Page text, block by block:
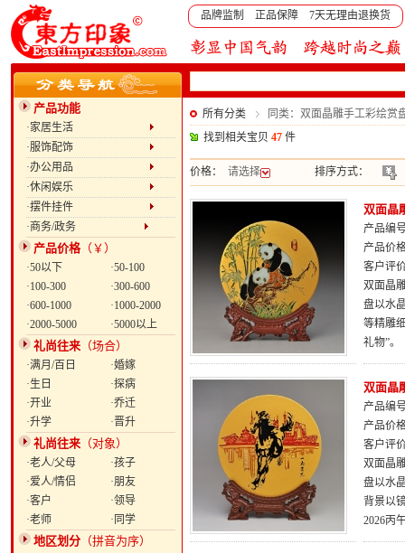
品牌监制 正品保障 7天无理由退换货
产品功能
·家居生活
·服饰配饰
·办公用品
·休闲娱乐
·摆件挂件
·商务/政务
产品价格（￥）
·50以下
·50-100
·100-300
·300-600
·600-1000
·1000-2000
·2000-5000
·5000以上
礼尚往来 （场合）
·满月/百日
·婚嫁
·生日
·探病
·开业
·乔迁
·升学
·晋升
礼尚往来 （对象）
·老人/父母
·孩子
·爱人/情侣
·朋友
·客户
·领导
·老师
·同学
地区划分 （拼音为序）
所有分类
同类：双面晶雕手工彩绘赏
找到相关宝贝 47 件
价格： 请选择 排序方式：
双面晶
产品编
产品价
客户评
双面晶
盘以水
等精雕
礼物”。
双面晶
产品编
产品价
客户评
双面晶
盘以水
背景以
2026丙